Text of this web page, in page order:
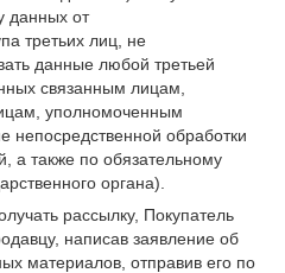
данных от
третьих лиц, не
данные любой третьей
связанным лицам,
уполномоченным
непосредственной обработки
а также по обязательному
органа).
рассылку, Покупатель
написав заявление об
материалов, отправив его по